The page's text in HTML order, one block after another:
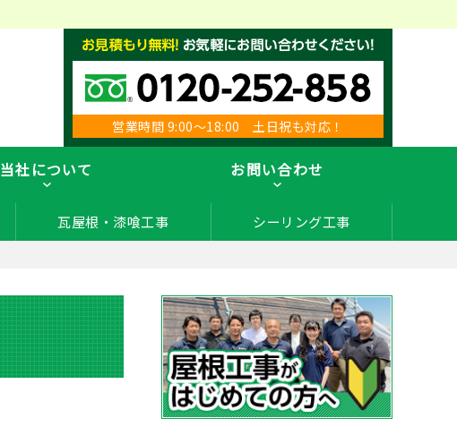
営業時間 9:00～18:00 土日祝も対応！
当社について お問い合わせ
瓦屋根・漆喰工事 シーリング工事